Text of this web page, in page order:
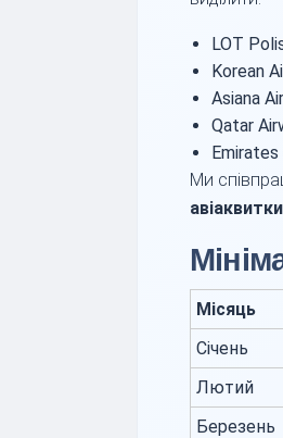
LOT
Korean
Asiana
Qatar
Ми
авіаквитки
Місяць
Січень
Лютий
Березень